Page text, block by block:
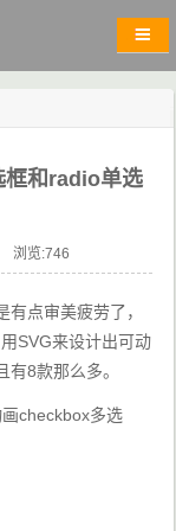
和radio单选
浏览:746
有点审美疲劳了，
SVG来设计出可动
8款那么多。
checkbox多选